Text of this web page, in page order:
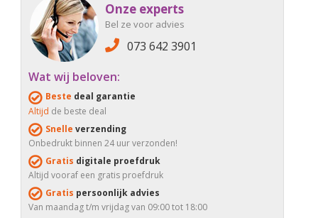
Onze experts
Bel ze voor advies
073 642 3901
Wat wij beloven:
Beste deal garantie
Altijd de beste deal
Snelle verzending
Onbedrukt binnen 24 uur verzonden!
Gratis digitale proefdruk
Altijd vooraf een gratis proefdruk
Gratis persoonlijk advies
Van maandag t/m vrijdag van 09:00 tot 18:00